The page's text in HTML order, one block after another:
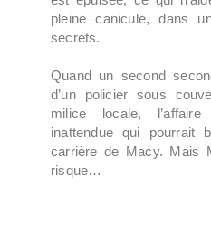
pleine canicule, dans
secrets.
Quand un second
d’un policier sous
milice locale,
inattendue qui pourrait
carrière de Macy. Mais
risque…